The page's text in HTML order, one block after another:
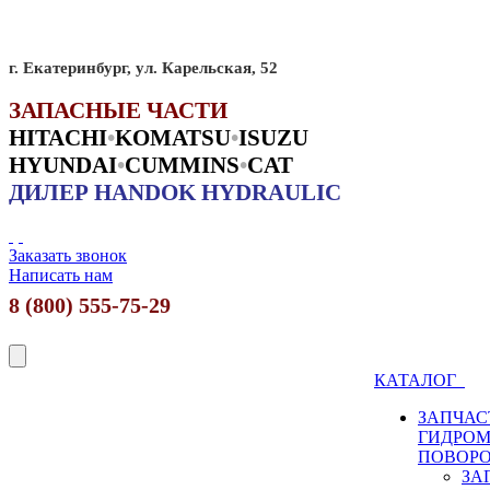
г. Екатеринбург, ул. Карельская, 52
ЗАПАСНЫЕ ЧАСТИ
HITACHI•KOMATSU•ISUZU
HYUNDAI•CUMMINS•CAT
ДИЛЕР HANDOK HYDRAULIC
Заказать звонок
Написать нам
8 (800) 555-75-29
КАТАЛОГ